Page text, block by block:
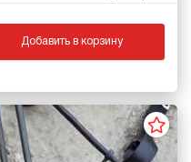
Добавить в корзину